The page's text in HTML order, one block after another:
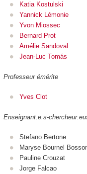
Katia Kostulski
Yannick Lémonie
Yvon Miossec
Bernard Prot
Amélie Sandoval
Jean-Luc Tomás
Professeur émérite
Yves Clot
Enseignant.e.s-
Stefano Bertone
Maryse Bournel
Pauline Crouzat
Jorge Falcao